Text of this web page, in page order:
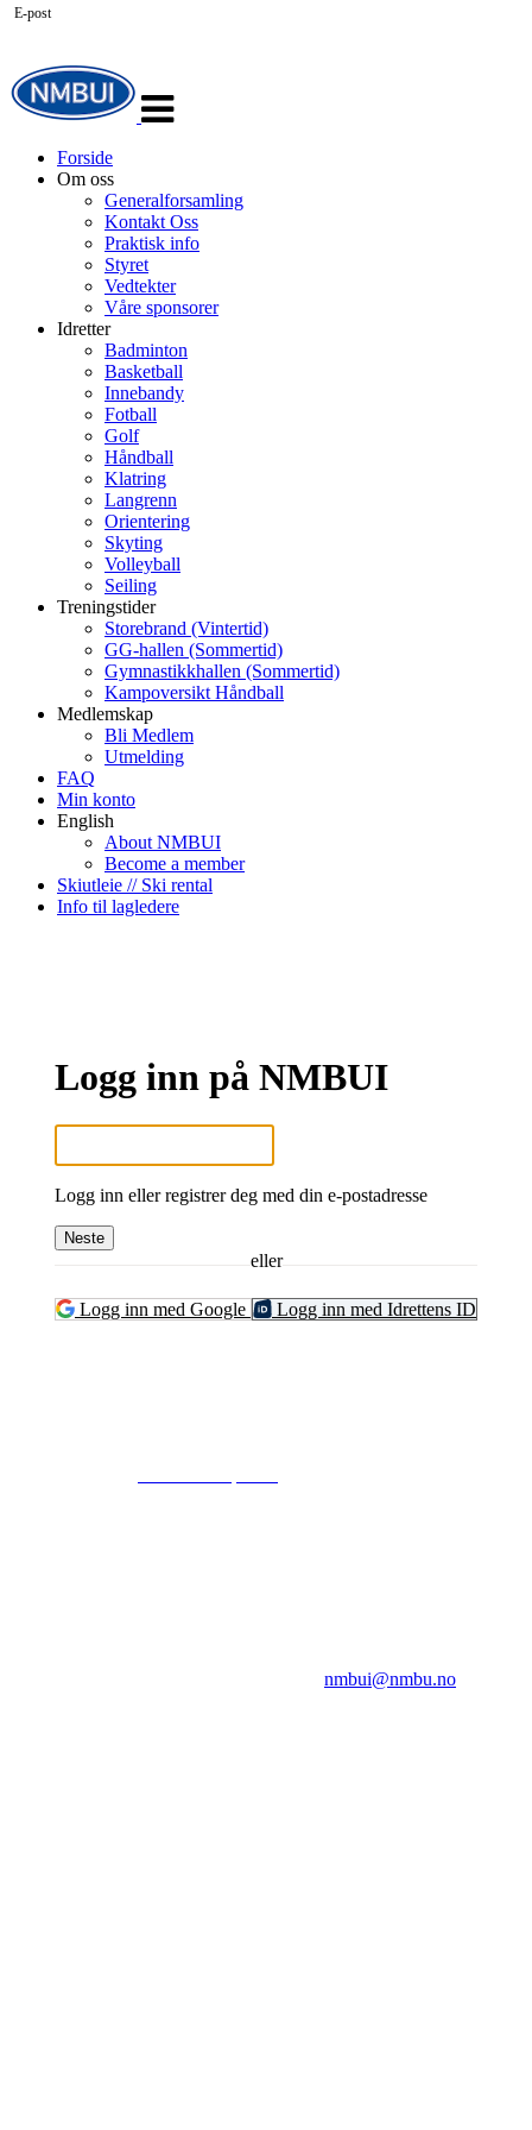
navigasjon
Forside
Om oss
Generalforsamling
Kontakt Oss
Praktisk info
Styret
Vedtekter
Våre sponsorer
Idretter
Badminton
Basketball
Innebandy
Fotball
Golf
Håndball
Klatring
Langrenn
Orientering
Skyting
Volleyball
Seiling
Treningstider
Storebrand (Vintertid)
GG-hallen (Sommertid)
Gymnastikkhallen (Sommertid)
Kampoversikt Håndball
Medlemskap
Bli Medlem
Utmelding
FAQ
Min konto
English
About NMBUI
Become a member
Skiutleie // Ski rental
Info til lagledere
Logg inn på NMBUI
E-post
Logg inn eller registrer deg med din e-postadresse
Neste
eller
Logg inn med Google Logg inn med Idrettens ID
nmbui@nmbu.no